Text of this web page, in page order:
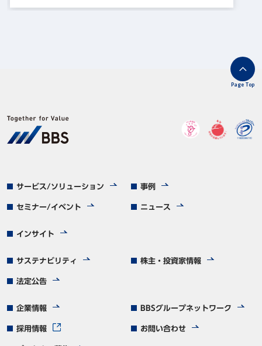
サービス/ソリューション 事例
セミナー/イベント ニュース
インサイト
サステナビリティ 株主・投資家情報
法定公告
企業情報 BBSグループネットワーク
採用情報 お問い合わせ
Page Top